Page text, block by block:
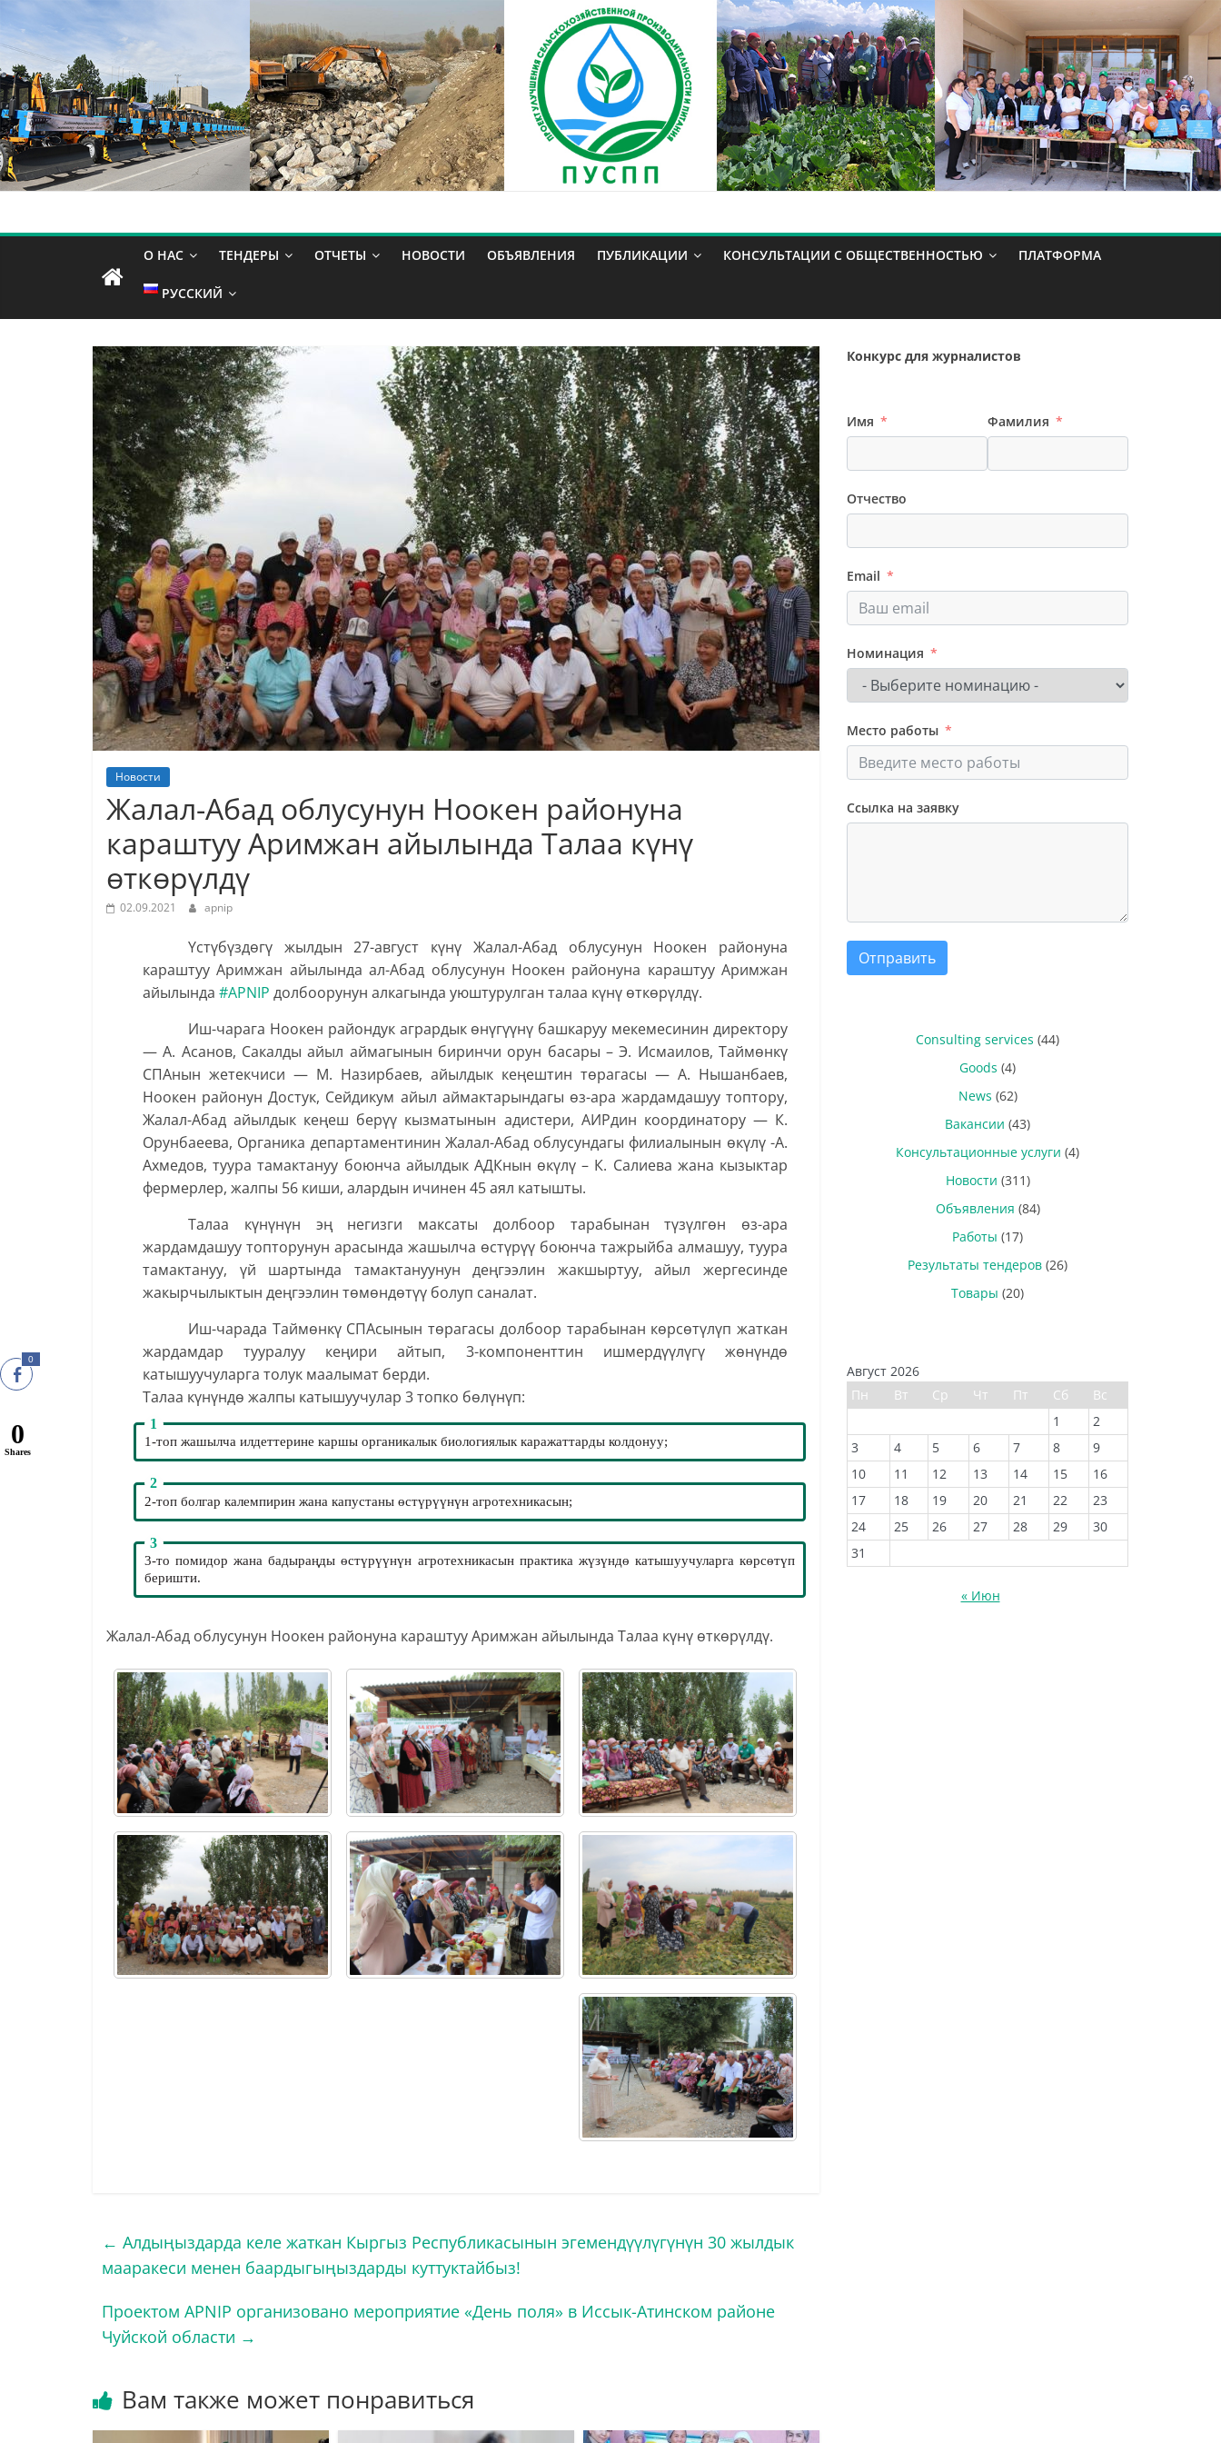
О НАС ТЕНДЕРЫ ОТЧЕТЫ НОВОСТИ ОБЪЯВЛЕНИЯ ПУБЛИКАЦИИ КОНСУЛЬТАЦИИ С ОБЩЕСТВЕННОСТЬЮ ПЛАТФОРМА
РУССКИЙ
Новости
Жалал-Абад облусунун Ноокен районуна
караштуу Аримжан айылында Талаа күнү
ѳткѳрүлдү
02.09.2021 apnip
Үстүбүздѳгү жылдын 27-август күнү Жалал-Абад облусунун Ноокен районуна
караштуу Аримжан айылында ал-Абад облусунун Ноокен районуна караштуу Аримжан
айылында #APNIP долбоорунун алкагында уюштурулган талаа күнү ѳткѳрүлдү.
Иш-чарага Ноокен райондук агрардык ѳнүгүүнү башкаруу мекемесинин директору
— А. Асанов, Сакалды айыл аймагынын биринчи орун басары – Э. Исмаилов, Таймѳнкү
СПАнын жетекчиси — М. Назирбаев, айылдык кеңештин тѳрагасы — А. Нышанбаев,
Ноокен районун Достук, Сейдикум айыл аймактарындагы ѳз-ара жардамдашуу топтору,
Жалал-Абад айылдык кеңеш берүү кызматынын адистери, АИРдин координатору — К.
Орунбаеева, Органика департаментинин Жалал-Абад облусундагы филиалынын ѳкүлү -А.
Ахмедов, туура тамактануу боюнча айылдык АДКнын ѳкүлү – К. Салиева жана кызыктар
фермерлер, жалпы 56 киши, алардын ичинен 45 аял катышты.
Талаа күнүнүн эң негизги максаты долбоор тарабынан түзүлгѳн ѳз-ара
жардамдашуу топторунун арасында жашылча ѳстүрүү боюнча тажрыйба алмашуу, туура
тамактануу, үй шартында тамактануунун деңгээлин жакшыртуу, айыл жергесинде
жакырчылыктын деңгээлин тѳмѳндѳтүү болуп саналат.
Иш-чарада Таймѳнкү СПАсынын тѳрагасы долбоор тарабынан кѳрсѳтүлүп жаткан
жардамдар тууралуу кеңири айтып, 3-компоненттин ишмердүүлүгү жѳнүндѳ
катышуучуларга толук маалымат берди.
Талаа күнүндѳ жалпы катышуучулар 3 топко бѳлүнүп:
1-топ жашылча илдеттерине каршы органикалык биологиялык каражаттарды колдонуу;
2-топ болгар калемпирин жана капустаны ѳстүрүүнүн агротехникасын;
3-то помидор жана бадыраңды ѳстүрүүнүн агротехникасын практика жүзүндѳ катышуучуларга кѳрсѳтүп
беришти.
Жалал-Абад облусунун Ноокен районуна караштуу Аримжан айылында Талаа күнү ѳткѳрүлдү.
← Алдыңыздарда келе жаткан Кыргыз Республикасынын эгемендүүлүгүнүн 30 жылдык
мааракеси менен баардыгыңыздарды куттуктайбыз!
Проектом APNIP организовано мероприятие «День поля» в Иссык-Атинском районе
Чуйской области →
Вам также может понравиться
Конкурс для журналистов
Имя Фамилия
Отчество
Email
Номинация
Место работы
Ссылка на заявку
Отправить
Consulting services (44)
Goods (4)
News (62)
Вакансии (43)
Консультационные услуги (4)
Новости (311)
Объявления (84)
Работы (17)
Результаты тендеров (26)
Товары (20)
Август 2026
Пн
Вт Ср Чт Пт Сб
Вс
1
2
3
4 5 6 7 8
9
10
11 12 13 14 15
16
17
18 19 20 21 22
23
24
25 26 27 28 29
30
31
« Июн
0
0
Shares